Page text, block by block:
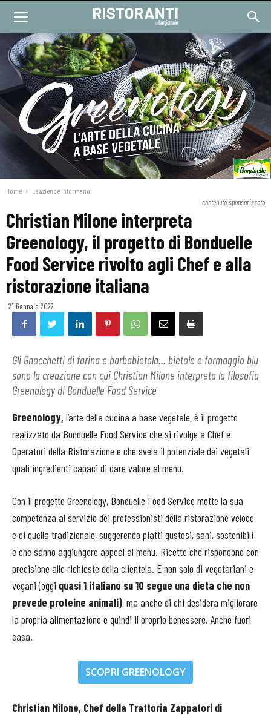
Home Le aziende informano
contenuto sponsorizzato
Christian Milone interpreta
Greenology, il progetto di Bonduelle
Food Service rivolto agli Chef e alla
ristorazione italiana
21 Gennaio 2022
Gli Gnocchetti di farina e barbabietola... bietole e formaggio blu
sono la creazione con cui Christian Milone interpreta la filosofia
Greenology di Bonduelle Food Service
Greenology,l’arte della cucina a base vegetale, è il progetto
realizzato da Bonduelle Food Service che si rivolge a Chef e
Operatori della Ristorazione e che svela il potenziale dei vegetali
quali ingredienti capaci di dare valore al menu.
Con il progetto Greenology, Bonduelle Food Service mette la sua
competenza al servizio dei professionisti della ristorazione veloce
e di quella tradizionale, suggerendo piatti gustosi, sani, sostenibili
e che sanno aggiungere appeal al menu. Ricette che rispondono con
precisione alle richieste della clientela. E non solo di vegetariani e
vegani (oggi quasi 1 italiano su 10 segue una dieta che non
prevede proteine animali), ma anche di chi desidera migliorare
la propria alimentazione e quindi il proprio benessere. Anche fuori
casa.
SCOPRI GREENOLOGY
Christian Milone, Chef della Trattoria Zappatori di